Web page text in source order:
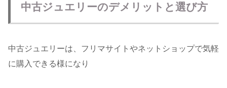
中古ジュエリーのデメリットと選び方
中古ジュエリーは、フリマサイトやネットショップで気軽
に購入できる様になり